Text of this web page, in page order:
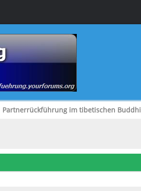
Partnerrückführung im tibetischen